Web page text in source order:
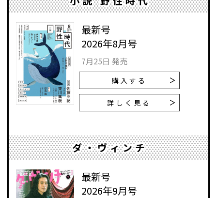
最新号
2026年8月号
7月25日 発売
購入する
詳しく見る
ダ・ヴィンチ
最新号
2026年9月号